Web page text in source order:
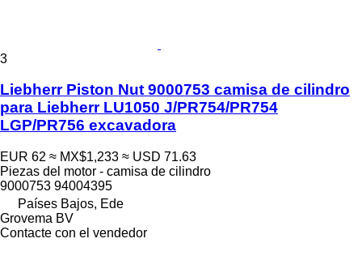
3
Liebherr Piston Nut 9000753 camisa de cilindro
para Liebherr LU1050 J/PR754/PR754
LGP/PR756 excavadora
EUR 62 ≈ MX$1,233 ≈ USD 71.63
Piezas del motor - camisa de cilindro
9000753 94004395
Países Bajos, Ede
Grovema BV
Contacte con el vendedor